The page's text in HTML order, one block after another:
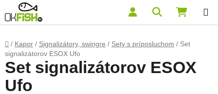
Prejsť na obsah Hľadať
Domov
/ Kapor / Signalizátory, swingre / Sety s príposluchom / Set
signalizátorov ESOX Ufo
Set signalizátorov ESOX
Ufo